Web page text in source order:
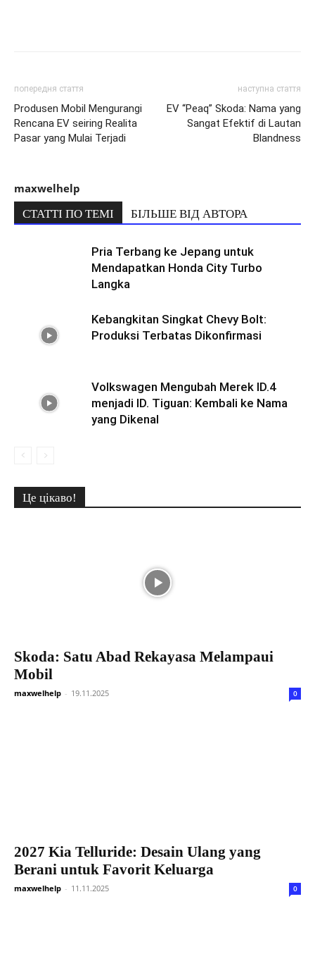
попередня стаття
Produsen Mobil Mengurangi
Rencana EV seiring Realita
Pasar yang Mulai Terjadi
наступна стаття
EV “Peaq” Skoda: Nama yang
Sangat Efektif di Lautan
Blandness
maxwelhelp
СТАТТІ ПО ТЕМІ БІЛЬШЕ ВІД АВТОРА
Pria Terbang ke Jepang untuk
Mendapatkan Honda City Turbo
Langka
Kebangkitan Singkat Chevy Bolt:
Produksi Terbatas Dikonfirmasi
Volkswagen Mengubah Merek ID.4
menjadi ID. Tiguan: Kembali ke Nama
yang Dikenal
Це цікаво!
Skoda: Satu Abad Rekayasa Melampaui
Mobil
maxwelhelp - 19.11.2025 0
2027 Kia Telluride: Desain Ulang yang
Berani untuk Favorit Keluarga
maxwelhelp - 11.11.2025 0